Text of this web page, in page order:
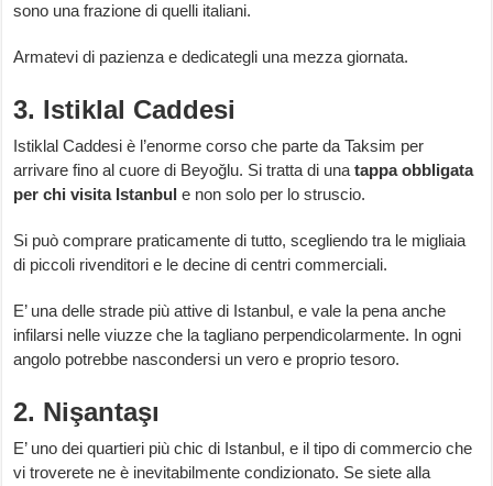
sono una frazione di quelli italiani.
Armatevi di pazienza e dedicategli una mezza giornata.
3. Istiklal Caddesi
Istiklal Caddesi è l’enorme corso che parte da Taksim per
arrivare fino al cuore di Beyoğlu. Si tratta di unatappa obbligata
per chi visita Istanbule non solo per lo struscio.
Si può comprare praticamente di tutto, scegliendo tra le migliaia
di piccoli rivenditori e le decine di centri commerciali.
E’ una delle strade più attive di Istanbul, e vale la pena anche
infilarsi nelle viuzze che la tagliano perpendicolarmente. In ogni
angolo potrebbe nascondersi un vero e proprio tesoro.
2. Nişantaşı
E’ uno dei quartieri più chic di Istanbul, e il tipo di commercio che
vi troverete ne è inevitabilmente condizionato. Se siete alla